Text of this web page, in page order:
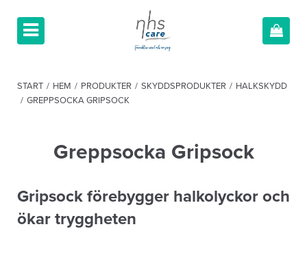
START / HEM / PRODUKTER / SKYDDSPRODUKTER / HALKSKYDD
/ GREPPSOCKA GRIPSOCK
Greppsocka Gripsock
Gripsock förebygger halkolyckor och
ökar tryggheten